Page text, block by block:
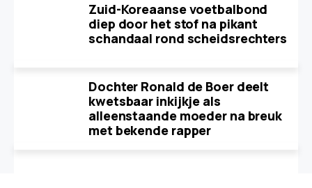
Zuid-Koreaanse voetbalbond
diep door het stof na pikant
schandaal rond scheidsrechters
Dochter Ronald de Boer deelt
kwetsbaar inkijkje als
alleenstaande moeder na breuk
met bekende rapper